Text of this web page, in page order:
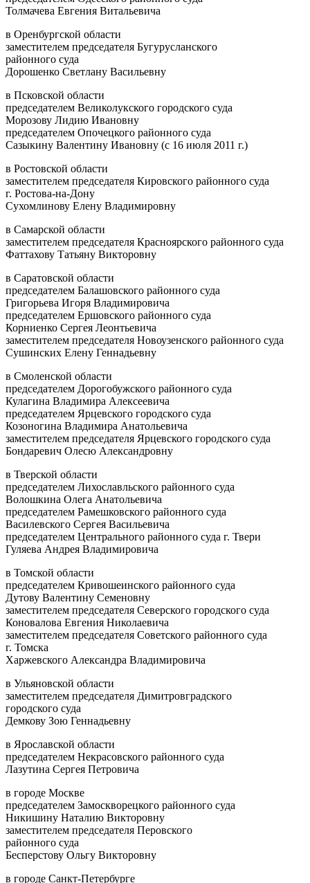
Толмачева Евгения Витальевича
в Оренбургской области
заместителем председателя Бугурусланского
районного суда
Дорошенко Светлану Васильевну
в Псковской области
председателем Великолукского городского суда
Морозову Лидию Ивановну
председателем Опочецкого районного суда
Сазыкину Валентину Ивановну (с 16 июля 2011 г.)
в Ростовской области
заместителем председателя Кировского районного суда
г. Ростова-на-Дону
Сухомлинову Елену Владимировну
в Самарской области
заместителем председателя Красноярского районного суда
Фаттахову Татьяну Викторовну
в Саратовской области
председателем Балашовского районного суда
Григорьева Игоря Владимировича
председателем Ершовского районного суда
Корниенко Сергея Леонтьевича
заместителем председателя Новоузенского районного суда
Сушинских Елену Геннадьевну
в Смоленской области
председателем Дорогобужского районного суда
Кулагина Владимира Алексеевича
председателем Ярцевского городского суда
Козоногина Владимира Анатольевича
заместителем председателя Ярцевского городского суда
Бондаревич Олесю Александровну
в Тверской области
председателем Лихославльского районного суда
Волошкина Олега Анатольевича
председателем Рамешковского районного суда
Василевского Сергея Васильевича
председателем Центрального районного суда г. Твери
Гуляева Андрея Владимировича
в Томской области
председателем Кривошеинского районного суда
Дутову Валентину Семеновну
заместителем председателя Северского городского суда
Коновалова Евгения Николаевича
заместителем председателя Советского районного суда
г. Томска
Харжевского Александра Владимировича
в Ульяновской области
заместителем председателя Димитровградского
городского суда
Демкову Зою Геннадьевну
в Ярославской области
председателем Некрасовского районного суда
Лазутина Сергея Петровича
в городе Москве
председателем Замоскворецкого районного суда
Никишину Наталию Викторовну
заместителем председателя Перовского
районного суда
Бесперстову Ольгу Викторовну
в городе Санкт-Петербурге